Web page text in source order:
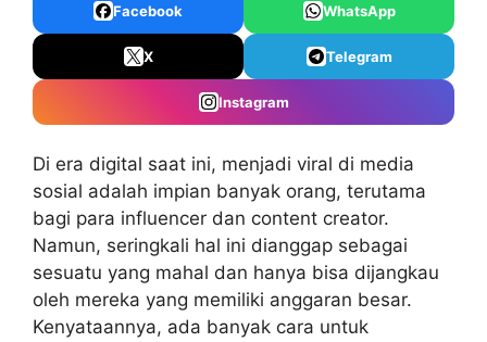
Facebook WhatsApp
X Telegram
Instagram
Di era digital saat ini, menjadi viral di media
sosial adalah impian banyak orang, terutama
bagi para influencer dan content creator.
Namun, seringkali hal ini dianggap sebagai
sesuatu yang mahal dan hanya bisa dijangkau
oleh mereka yang memiliki anggaran besar.
Kenyataannya, ada banyak cara untuk